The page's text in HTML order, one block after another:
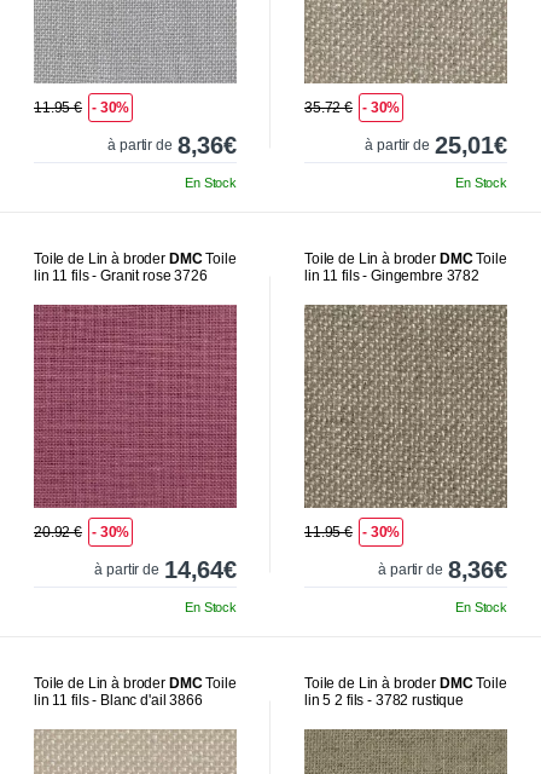
11.95 € - 30%
à partir de 8,36€
En Stock
35.72 € - 30%
à partir de 25,01€
En Stock
Toile de Lin à broder DMCToile
lin 11 fils - Granit rose 3726
20.92 € - 30%
à partir de 14,64€
En Stock
Toile de Lin à broder DMCToile
lin 11 fils - Gingembre 3782
11.95 € - 30%
à partir de 8,36€
En Stock
Toile de Lin à broder DMCToile
lin 11 fils - Blanc d'ail 3866
Toile de Lin à broder DMCToile
lin 5 2 fils - 3782 rustique